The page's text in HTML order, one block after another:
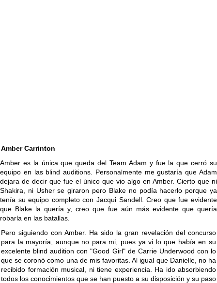
Amber Carrinton
Amber es la única que queda del Team Adam y fue la que cerró su
equipo en las blind auditions. Personalmente me gustaría que Adam
dejara de decir que fue el único que vio algo en Amber. Cierto que ni
Shakira, ni Usher se giraron pero Blake no podía hacerlo porque ya
tenía su equipo completo con Jacqui Sandell. Creo que fue evidente
que Blake la quería y, creo que fue aún más evidente que quería
robarla en las batallas.
Pero siguiendo con Amber. Ha sido la gran revelación del concurso
para la mayoría, aunque no para mi, pues ya vi lo que había en su
excelente blind audition con "Good Girl" de Carrie Underwood con lo
que se coronó como una de mis favoritas. Al igual que Danielle, no ha
recibido formación musical, ni tiene experiencia. Ha ido absorbiendo
todos los conocimientos que se han puesto a su disposición y su paso